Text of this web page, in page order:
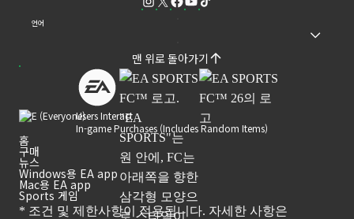
언어
맨 위로 돌아가기
Users Interact
In-game Purchases (Includes Random Items)
홈
구매
뉴스
Windows용 EA app
Mac용 EA app
Sports 게임
* 조건 및 제한사항이 적용됩니다. 자세한 사항은